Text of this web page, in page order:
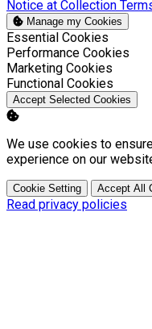
Notice at Collection
Manage my Cookies
Enable
Essential Cookies
Enable
Performance Cookies
Enable
Marketing Cookies
Enable
Functional Cookies
Accept Selected Cookies
We use cookies to
experience on our
Cookie Setting Accept All
Read privacy policies